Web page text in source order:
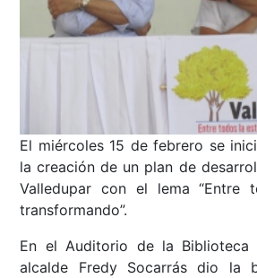
El miércoles 15 de febrero se
la creación de un plan de
Valledupar con el lema “Entre
transformando”.
En el Auditorio de la Biblioteca
alcalde Fredy Socarrás dio la